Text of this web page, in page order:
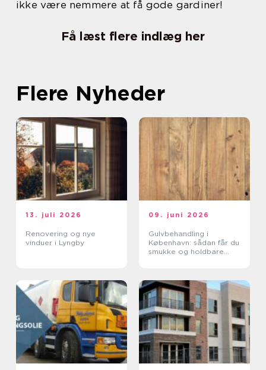
ikke være nemmere at få gode gardiner!
Få læst flere indlæg her
Flere Nyheder
13. juli 2026
Renovering og nye
vinduer i Lyngby
09. juni 2026
Gulvbehandling i
København: sådan får du
smukke og holdbare